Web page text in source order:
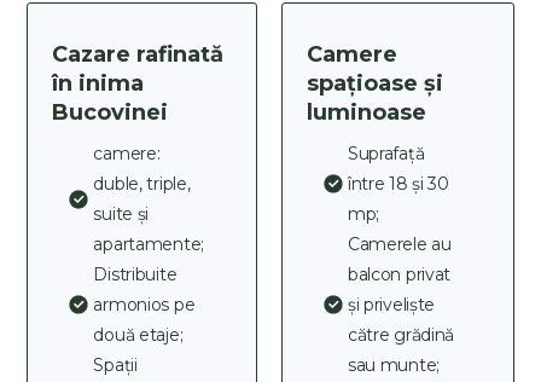
Cazare rafinată
în inima
Bucovinei
camere:
duble, triple,
suite și
apartamente;
Distribuite
armonios pe
două etaje;
Spații
Camere
spațioase și
luminoase
Suprafață
între 18 și 30
mp;
Camerele au
balcon privat
și priveliște
către grădină
sau munte;